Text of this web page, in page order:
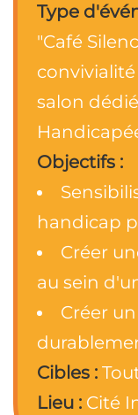
Type
"Café
salon
Objectifs :
handicap
Créer
au sein
Créer
Cibles :
Lieu : Cité